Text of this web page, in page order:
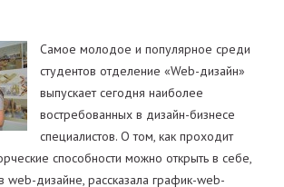
Самое молодое и популярное среди
студентов отделение «Web-дизайн»
выпускает сегодня наиболее
востребованных в дизайн-бизнесе
специалистов. О том, как проходит
способности можно открыть в себе,
web-дизайне, рассказала график-web-